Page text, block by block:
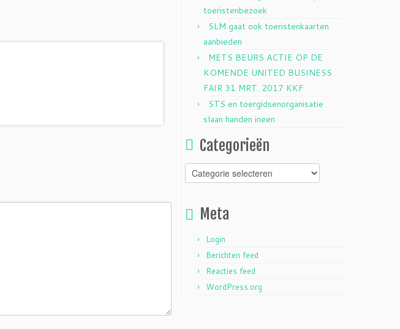
toeristenbezoek
SLM gaat ook toeristenkaarten
aanbieden
METS BEURS ACTIE OP DE
KOMENDE UNITED BUSINESS
FAIR 31 MRT. 2017 KKF
STS en toergidsenorganisatie
slaan handen ineen
Categorieën
Categorieën
Meta
Login
Berichten feed
Reacties feed
WordPress.org